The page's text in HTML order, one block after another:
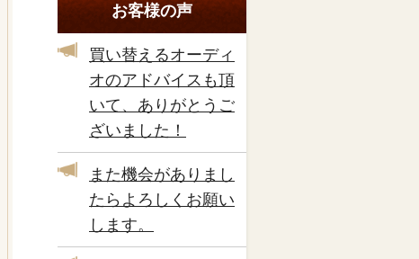
お客様の声
買い替えるオーディ
オのアドバイスも頂
いて、ありがとうご
ざいました！
また機会がありまし
たらよろしくお願い
します。